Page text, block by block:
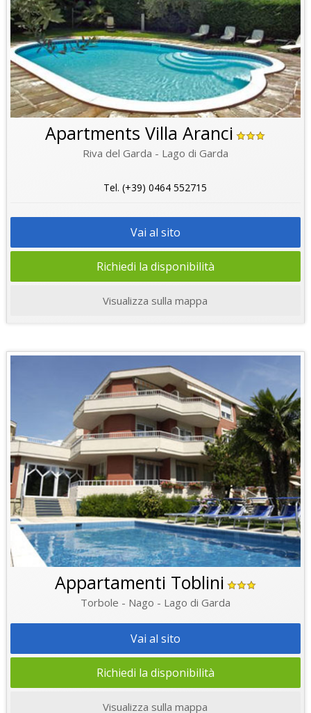
Apartments Villa Aranci
Riva del Garda - Lago di Garda
Tel. (+39) 0464 552715
Vai al sito
Richiedi la disponibilità
Visualizza sulla mappa
Appartamenti Toblini
Torbole - Nago - Lago di Garda
Vai al sito
Richiedi la disponibilità
Visualizza sulla mappa